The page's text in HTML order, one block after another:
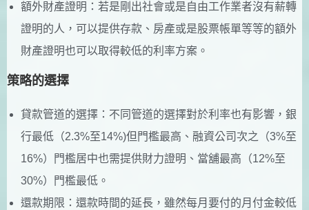
額外財產證明：若是剛出社會或是自由工作業者沒有薪轉
證明的人，可以提供存款、房產或是股票帳單等等的額外
財產證明也可以取得較低的利率方案。
策略的選擇
貸款管道的選擇：不同管道的選擇對於利率也有影響，銀
行最低（2.3%至14%)但門檻最高、融資公司次之（3%至
16%）門檻居中也需提供財力證明、當舖最高（12%至
30%）門檻最低。
還款期限：還款時間的延長，雖然每月要付的月付金較低